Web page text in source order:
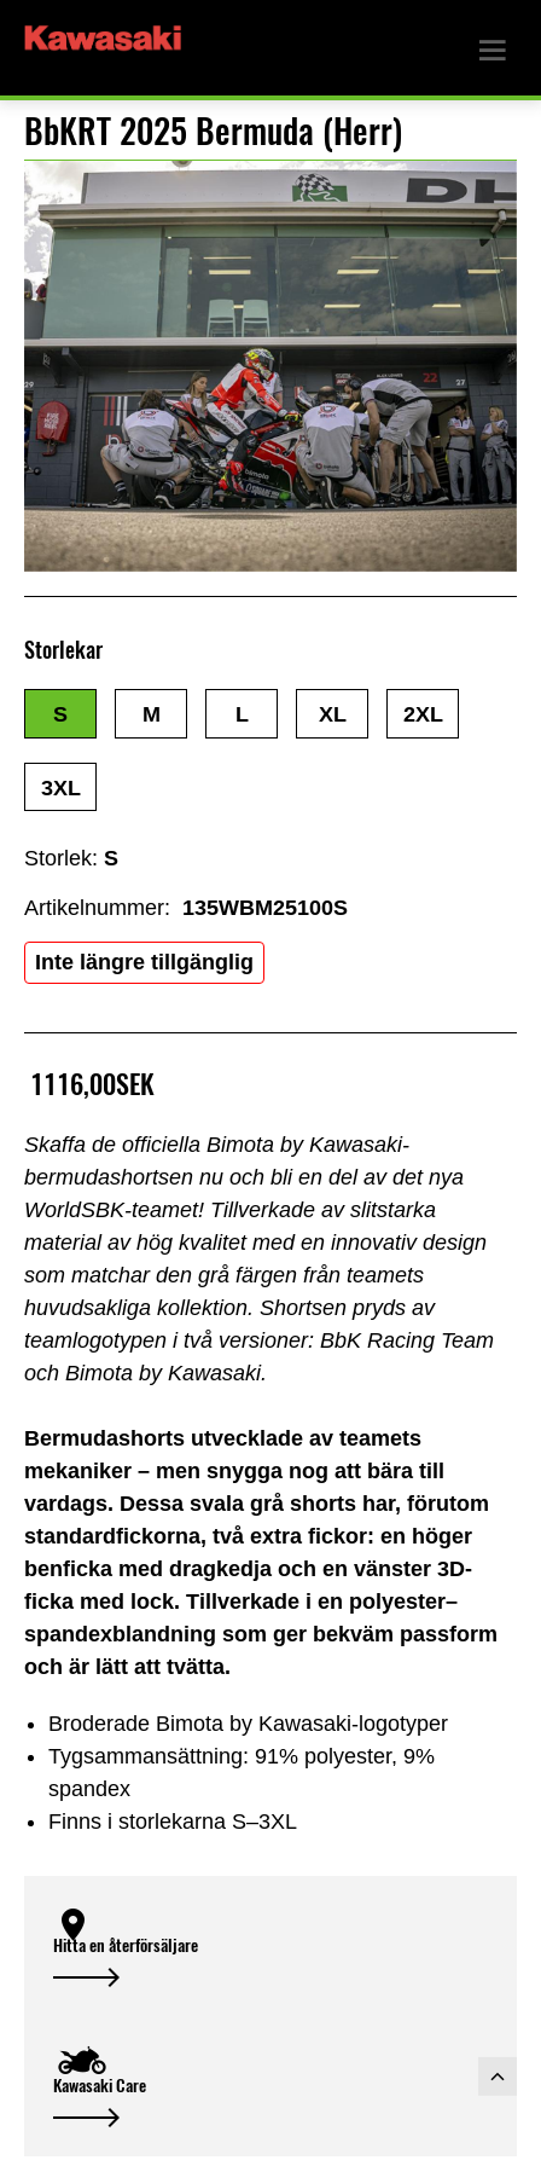
BbKRT 2025 Bermuda (Herr)
Skaffa de officiella Bimota by Kawasaki-
bermudashortsen nu och bli en del av det nya
WorldSBK-teamet! Tillverkade av slitstarka
material av hög kvalitet med en innovativ design
som matchar den grå färgen från teamets
huvudsakliga kollektion. Shortsen pryds av
teamlogotypen i två versioner: BbK Racing Team
och Bimota by Kawasaki.
Bermudashorts utvecklade av teamets
mekaniker – men snygga nog att bära till
vardags. Dessa svala grå shorts har, förutom
standardfickorna, två extra fickor: en höger
benficka med dragkedja och en vänster 3D-
ficka med lock. Tillverkade i en polyester–
spandexblandning som ger bekväm passform
och är lätt att tvätta.
Broderade Bimota by Kawasaki-logotyper
Tygsammansättning: 91% polyester, 9%
spandex
Finns i storlekarna S–3XL
1116,00SEK
Storlek: S
Inte längre tillgänglig
Storlekar
S M L XL 2XL
3XL
Artikelnummer: 135WBM25100S
Hitta en återförsäljare
Kawasaki Care